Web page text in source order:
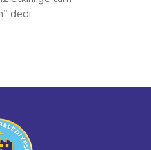
dedi.